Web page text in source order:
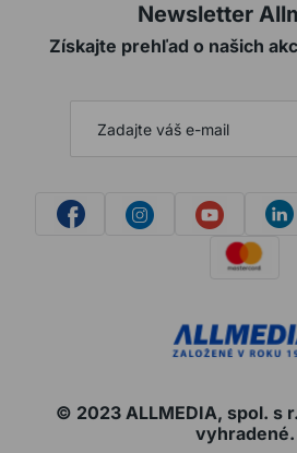
Newsletter
Získajte prehľad o našich
© 2023 ALLMEDIA, spol. s
vyhradené.